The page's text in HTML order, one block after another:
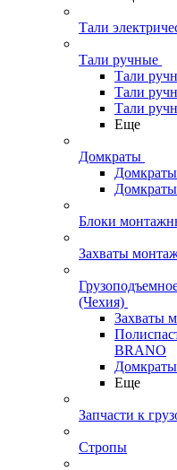
Тали
Тали ручные
Тали
Тали
Тали
Еще
Домкраты
Блоки
Захваты
(Чехия)
Захваты
BRANO
Еще
Запчасти к
Стропы